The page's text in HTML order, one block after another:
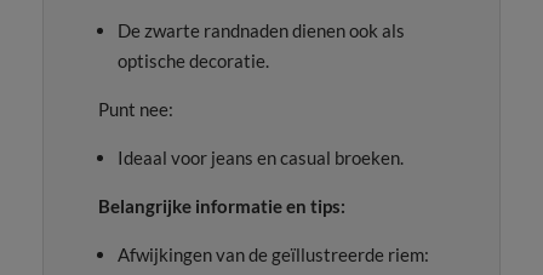
De zwarte randnaden dienen ook als
optische decoratie.
Punt nee:
Ideaal voor jeans en casual broeken.
Belangrijke informatie en tips:
Afwijkingen van de geïllustreerde riem: